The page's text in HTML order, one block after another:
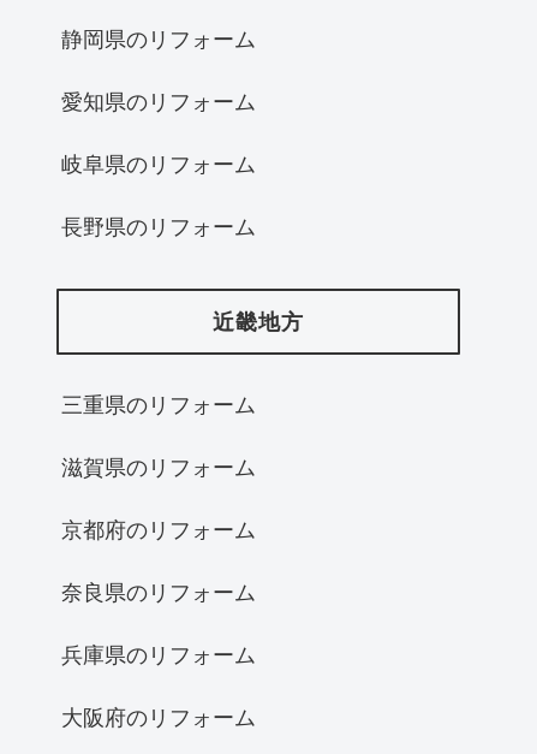
静岡県のリフォーム
愛知県のリフォーム
岐阜県のリフォーム
長野県のリフォーム
近畿地方
三重県のリフォーム
滋賀県のリフォーム
京都府のリフォーム
奈良県のリフォーム
兵庫県のリフォーム
大阪府のリフォーム